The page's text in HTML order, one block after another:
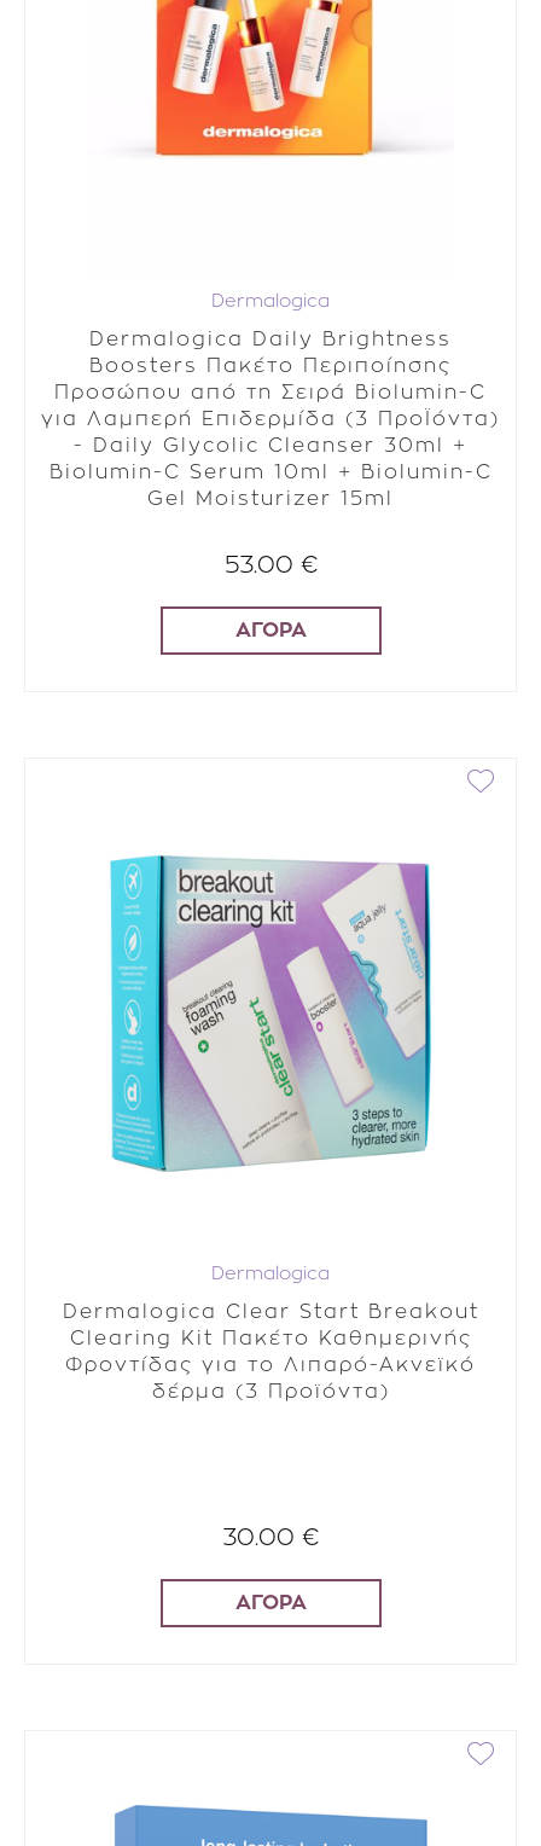
Dermalogica
Dermalogica Daily Brightness
Boosters Πακέτο Περιποίησης
Προσώπου από τη Σειρά Biolumin-C
για Λαμπερή Επιδερμίδα (3 ΠροΪόντα)
- Daily Glycolic Cleanser 30ml +
Biolumin-C Serum 10ml + Biolumin-C
Gel Moisturizer 15ml
53.00 €
ΑΓΟΡΑ
Dermalogica
Dermalogica Clear Start Breakout
Clearing Kit Πακέτο Καθημερινής
Φροντίδας για το Λιπαρό-Ακνεϊκό
δέρμα (3 Προϊόντα)
30.00 €
ΑΓΟΡΑ